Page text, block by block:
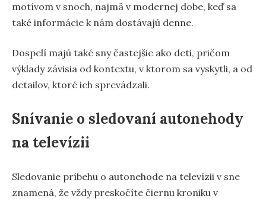
motívom v snoch, najmä v modernej dobe, keď sa
také informácie k nám dostávajú denne.
Dospelí majú také sny častejšie ako deti, pričom
výklady závisia od kontextu, v ktorom sa vyskytli, a od
detailov, ktoré ich sprevádzali.
Snívanie o sledovaní autonehody
na televízii
Sledovanie príbehu o autonehode na televízii v sne
znamená, že vždy preskočíte čiernu kroniku v